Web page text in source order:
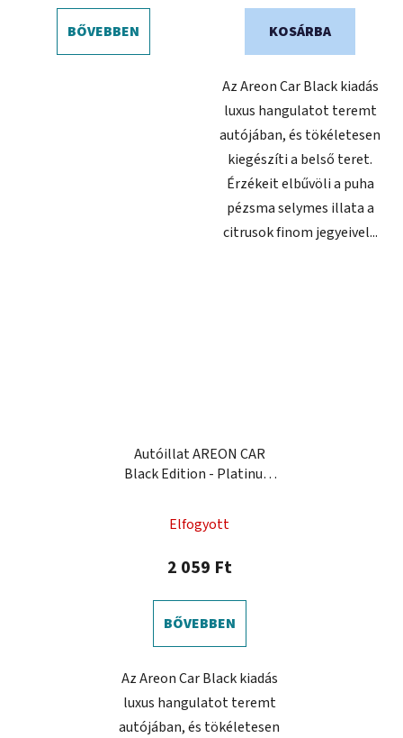
BŐVEBBEN KOSÁRBA
Az Areon Car Black kiadás
luxus hangulatot teremt
autójában, és tökéletesen
kiegészíti a belső teret.
Érzékeit elbűvöli a puha
pézsma selymes illata a
citrusok finom jegyeivel...
Autóillat AREON CAR
Black Edition - Platinum
Elfogyott
2 059 Ft
BŐVEBBEN
Az Areon Car Black kiadás
luxus hangulatot teremt
autójában, és tökéletesen